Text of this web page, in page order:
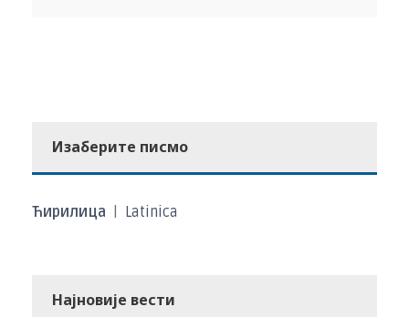
Изаберите писмо
Ћирилица Latinica
Најновије вести